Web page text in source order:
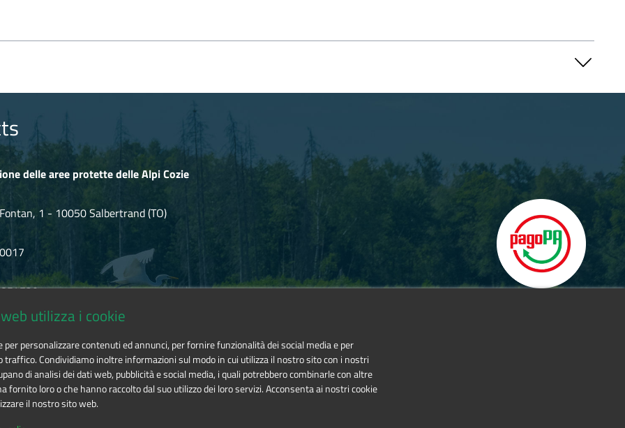
2024
on Geo about the Orsiera Rocciavré Natural Park. The popular RAI program dedicated to the environment and
culinary and medicinal properties with its usual expertise, spiced up with spectacular shots inside the Protected
that is responsible for safeguarding and enhancing the natural heritage of its territories.
delle aree protette delle Alpi Cozie
1 - 10050 Salbertrand (TO)
utilizza i cookie
per personalizzare contenuti ed annunci, per fornire funzionalità dei social media e per
traffico. Condividiamo inoltre informazioni sul modo in cui utilizza il nostro sito con i nostri
di analisi dei dati web, pubblicità e social media, i quali potrebbero combinarle con altre
fornito loro o che hanno raccolto dal suo utilizzo dei loro servizi. Acconsenta ai nostri cookie
il nostro sito web.